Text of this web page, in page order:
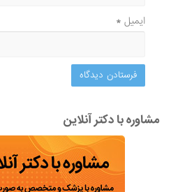
ایمیل*
مشاوره با دکتر آنلاین